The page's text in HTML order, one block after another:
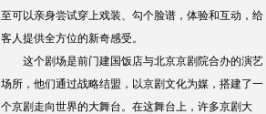
至可以亲身尝试穿上戏装、勾个脸谱，体验和互动，给
客人提供全方位的新奇感受。
这个剧场是前门建国饭店与北京京剧院合办的演艺
场所，他们通过战略结盟，以京剧文化为媒，搭建了一
个京剧走向世界的大舞台。在这舞台上，许多京剧大